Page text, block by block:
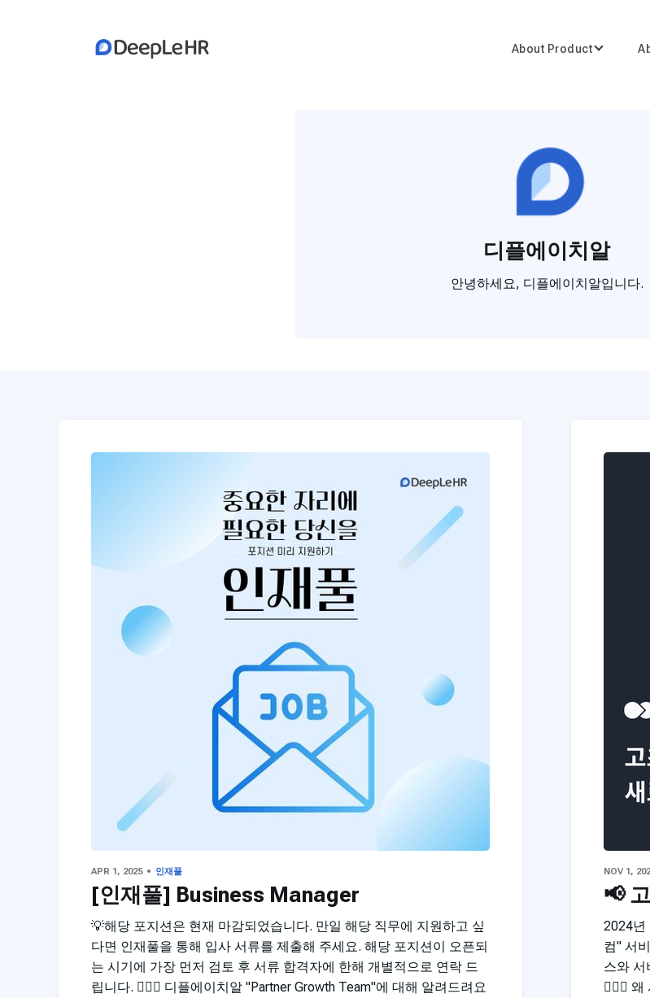
About Product
디플에이치알
안녕하세요, 디플에이치알입니다.
APR 1, 2025 인재풀
[인재풀] Business Manager
💡해당 포지션은 현재 마감되었습니다. 만일 해당 직무에 지원하고 싶
다면 인재풀을 통해 입사 서류를 제출해 주세요. 해당 포지션이 오픈되
는 시기에 가장 먼저 검토 후 서류 합격자에 한해 개별적으로 연락 드
립니다. 🙋🏻‍♂️ 디플에이치알 "Partner Growth Team"에 대해 알려드려요
NOV 1,
📢
2024년
컴" 서
스와
🙋🏻‍♂️